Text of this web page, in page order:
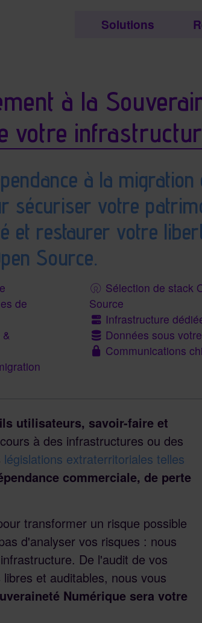
Solutions
à la
votre
à la
sécuriser votre
et restaurer votre
Source.
de
Sélection de stack
Source
Infrastructure
Données sous
Communications
utilisateurs, savoir-faire et
à des infrastructures ou des
législations extraterritoriales telles
commerciale, de perte
transformer un risque possible
d'analyser vos risques : nous
De l'audit de vos
et auditables, nous vous
Numérique sera votre